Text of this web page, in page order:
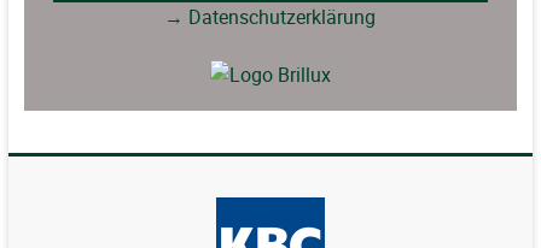
→ Datenschutzerklärung